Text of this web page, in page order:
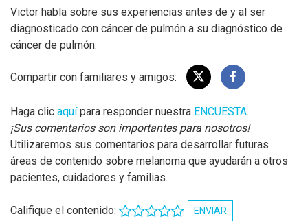
Victor habla sobre sus experiencias antes de y al ser
diagnosticado con cáncer de pulmón a su diagnóstico de
cáncer de pulmón.
Compartir con familiares y amigos:
Haga clic aquípara responder nuestra ENCUESTA.
¡Sus comentarios son importantes para nosotros!
Utilizaremos sus comentarios para desarrollar futuras
áreas de contenido sobre melanoma que ayudarán a otros
pacientes, cuidadores y familias.
Califique el contenido: ENVIAR